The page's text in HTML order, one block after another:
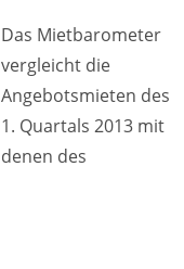
Das Mietbarometer
vergleicht die
Angebotsmieten des
1. Quartals 2013 mit
denen des